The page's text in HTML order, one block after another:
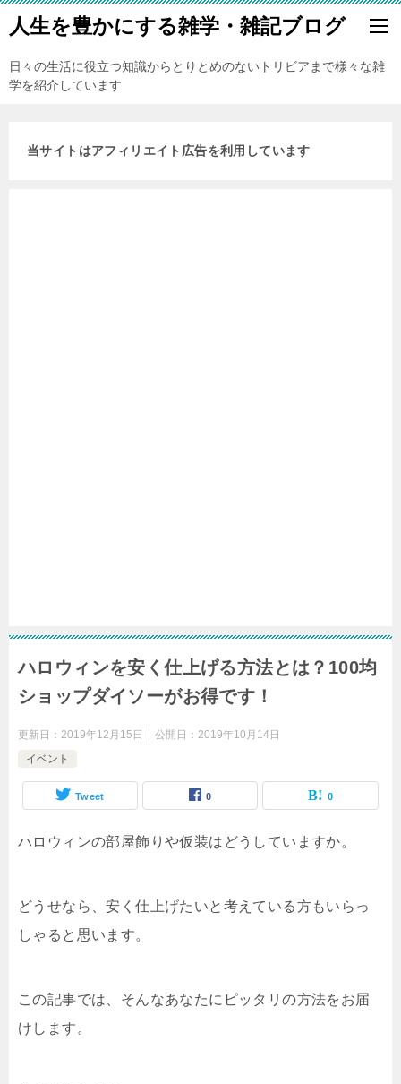
人生を豊かにする雑学・雑記ブログ
日々の生活に役立つ知識からとりとめのないトリビアまで様々な雑
学を紹介しています
当サイトはアフィリエイト広告を利用しています
ハロウィンを安く仕上げる方法とは？100均
ショップダイソーがお得です！
更新日： 2019年12月15日 公開日： 2019年10月14日
イベント
Tweet 0 0
ハロウィンの部屋飾りや仮装はどうしていますか。
どうせなら、安く仕上げたいと考えている方もいらっ
しゃると思います。
この記事では、そんなあなたにピッタリの方法をお届
けします。